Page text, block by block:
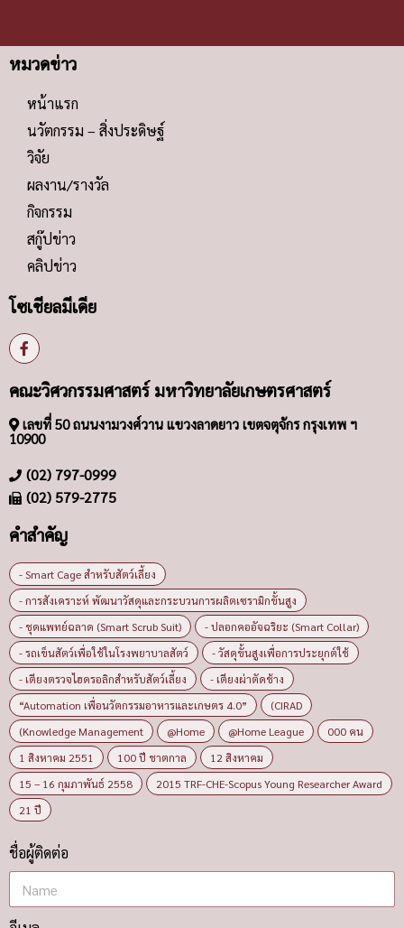
หมวดข่าว
หน้าแรก
นวัตกรรม – สิ่งประดิษฐ์
วิจัย
ผลงาน/รางวัล
กิจกรรม
สกู๊ปข่าว
คลิปข่าว
โซเชียลมีเดีย
คณะวิศวกรรมศาสตร์ มหาวิทยาลัยเกษตรศาสตร์
เลขที่ 50 ถนนงามวงศ์วาน แขวงลาดยาว เขตจตุจักร กรุงเทพ ฯ
10900
(02) 797-0999
(02) 579-2775
คำสำคัญ
- Smart Cage สำหรับสัตว์เลี้ยง
- การสังเคราะห์ พัฒนาวัสดุและกระบวนการผลิตเซรามิกขั้นสูง
- ชุดแพทย์ฉลาด (Smart Scrub Suit)
- ปลอกคออัจฉริยะ (Smart Collar)
- รถเข็นสัตว์เพื่อใช้ในโรงพยาบาลสัตว์
- วัสดุขั้นสูงเพื่อการประยุกต์ใช้
- เตียงตรวจไฮดรอลิกสำหรับสัตว์เลี้ยง
- เตียงผ่าตัดช้าง
“Automation เพื่อนวัตกรรมอาหารและเกษตร 4.0”
(CIRAD
(Knowledge Management
@Home @Home League
000 คน
1 สิงหาคม 2551
100 ปี ชาตกาล
12 สิงหาคม
15 – 16 กุมภาพันธ์ 2558
2015 TRF-CHE-Scopus Young Researcher Award
21 ปี
ชื่อผู้ติดต่อ